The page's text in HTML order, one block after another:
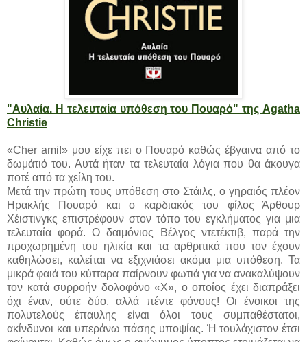
"Αυλαία. Η τελευταία υπόθεση του Πουαρό" της Agatha
Christie
«Cher ami!» μου είχε πει ο Πουαρό καθώς έβγαινα από το
δωμάτιό του. Αυτά ήταν τα τελευταία λόγια που θα άκουγα
ποτέ από τα χείλη του.
Μετά την πρώτη τους υπόθεση στο Στάιλς, ο γηραιός πλέον
Ηρακλής Πουαρό και ο καρδιακός του φίλος Άρθουρ
Χέιστινγκς επιστρέφουν στον τόπο του εγκλήματος για μια
τελευταία φορά. Ο δαιμόνιος Βέλγος ντετέκτιβ, παρά την
προχωρημένη του ηλικία και τα αρθριτικά που τον έχουν
καθηλώσει, καλείται να εξιχνιάσει ακόμα μια υπόθεση. Τα
μικρά φαιά του κύτταρα παίρνουν φωτιά για να ανακαλύψουν
τον κατά συρροήν δολοφόνο «Χ», ο οποίος έχει διαπράξει
όχι έναν, ούτε δύο, αλλά πέντε φόνους! Οι ένοικοι της
πολυτελούς έπαυλης είναι όλοι τους συμπαθέστατοι,
ακίνδυνοι και υπεράνω πάσης υποψίας. Ή τουλάχιστον έτσι